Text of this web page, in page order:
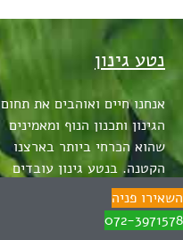
נטע גינון
אנחנו חיים ואוהבים את תחום
הגינון ותכנון הנוף ומאמינים
שהוא הכרחי ביותר בארצנו
הקטנה. בנטע גינון עובדים
בשביל הצמחים ועם האנשים –
בעלי הגינות בכדי לעורר את
החלומות ולצקת בהם חיים
השאירו פניה
072-3971578